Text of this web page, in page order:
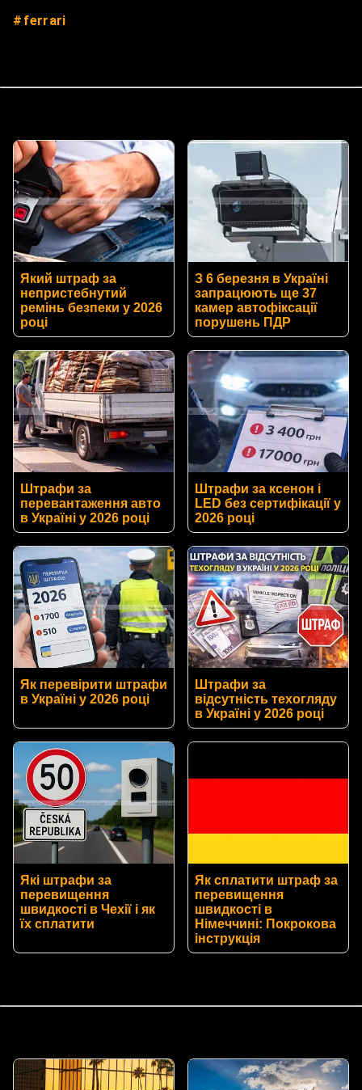
ferrari
Який штраф за
непристебнутий
ремінь безпеки у 2026
році
З 6 березня в Україні
запрацюють ще 37
камер автофіксації
порушень ПДР
Штрафи за
перевантаження авто
в Україні у 2026 році
Штрафи за ксенон і
LED без сертифікації у
2026 році
Як перевірити штрафи
в Україні у 2026 році
Штрафи за
відсутність техогляду
в Україні у 2026 році
Які штрафи за
перевищення
швидкості в Чехії і як
їх сплатити
Як сплатити штраф за
перевищення
швидкості в
Німеччині: Покрокова
інструкція